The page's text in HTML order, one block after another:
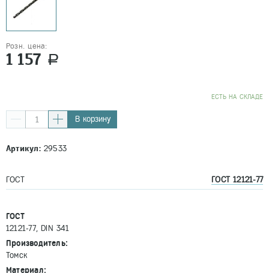
Розн. цена:
1 157 a
EСТЬ НА СКЛАДЕ
В корзину
Артикул:29533
ГОСТ ГОСТ 12121-77
ГОСТ
12121-77, DIN 341
Производитель:
Томск
Материал: